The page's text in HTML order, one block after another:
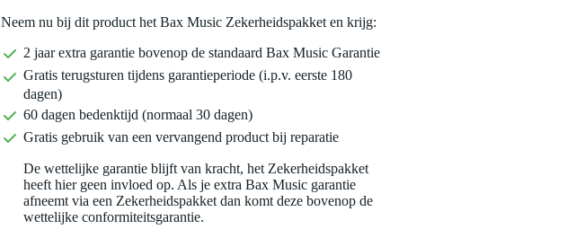
Neem nu bij dit product het Bax Music Zekerheidspakket en krijg:
2 jaar extra garantie bovenop de standaard Bax Music Garantie
Gratis terugsturen tijdens garantieperiode (i.p.v. eerste 180
dagen)
60 dagen bedenktijd (normaal 30 dagen)
Gratis gebruik van een vervangend product bij reparatie
De wettelijke garantie blijft van kracht, het Zekerheidspakket
heeft hier geen invloed op. Als je extra Bax Music garantie
afneemt via een Zekerheidspakket dan komt deze bovenop de
wettelijke conformiteitsgarantie.